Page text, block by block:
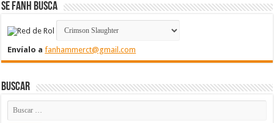
Se FanH Busca
Envíalo afanhammerct@gmail.com
Buscar